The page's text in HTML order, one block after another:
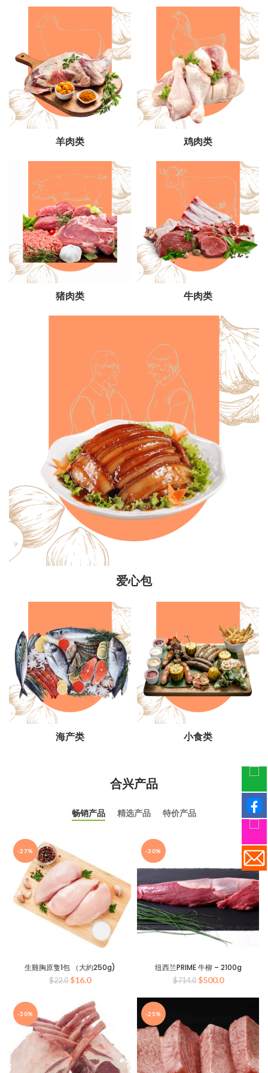
羊肉类 鸡肉类
猪肉类 牛肉类
爱心包
海产类 小食类
合兴产品
畅销产品 精选产品 特价产品
-27%
生雞胸原隻1包 （大約250g)
$22.0 原
为：
$22.0。
$16.0当
价
格
为：
$16.0。
-30%
纽西兰PRIME 牛柳 – 2100g
$714.0 原
为：
$500.0当
价
为：
$500.0。
-30% -25%